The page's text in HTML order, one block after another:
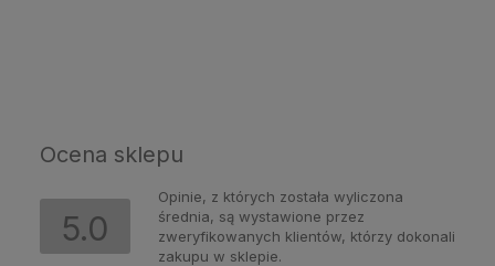
Ocena sklepu
5.0
Opinie, z których została wyliczona
średnia, są wystawione przez
zweryfikowanych klientów, którzy dokonali
zakupu w sklepie.